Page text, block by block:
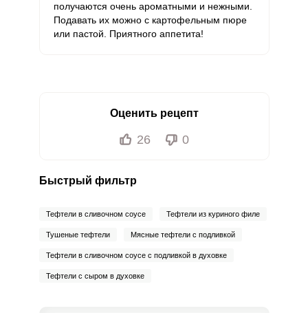
получаются очень ароматными и нежными.
Подавать их можно с картофельным пюре
или пастой. Приятного аппетита!
Оценить рецепт
26 0
Быстрый фильтр
Тефтели в сливочном соусе Тефтели из куриного филе
Тушеные тефтели Мясные тефтели с подливкой
Тефтели в сливочном соусе с подливкой в духовке
Тефтели с сыром в духовке